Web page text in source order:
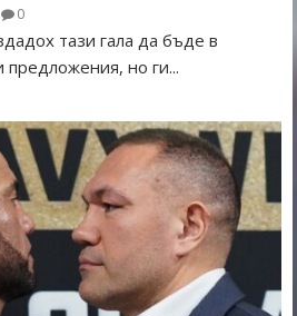
0
тази гала да бъде в
предложения, но ги...